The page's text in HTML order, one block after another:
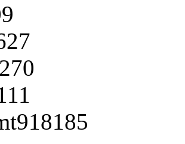
918185